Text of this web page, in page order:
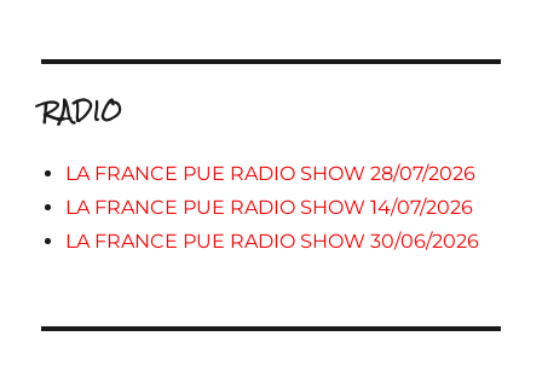
RADIO
LA FRANCE PUE RADIO SHOW 28/07/2026
LA FRANCE PUE RADIO SHOW 14/07/2026
LA FRANCE PUE RADIO SHOW 30/06/2026